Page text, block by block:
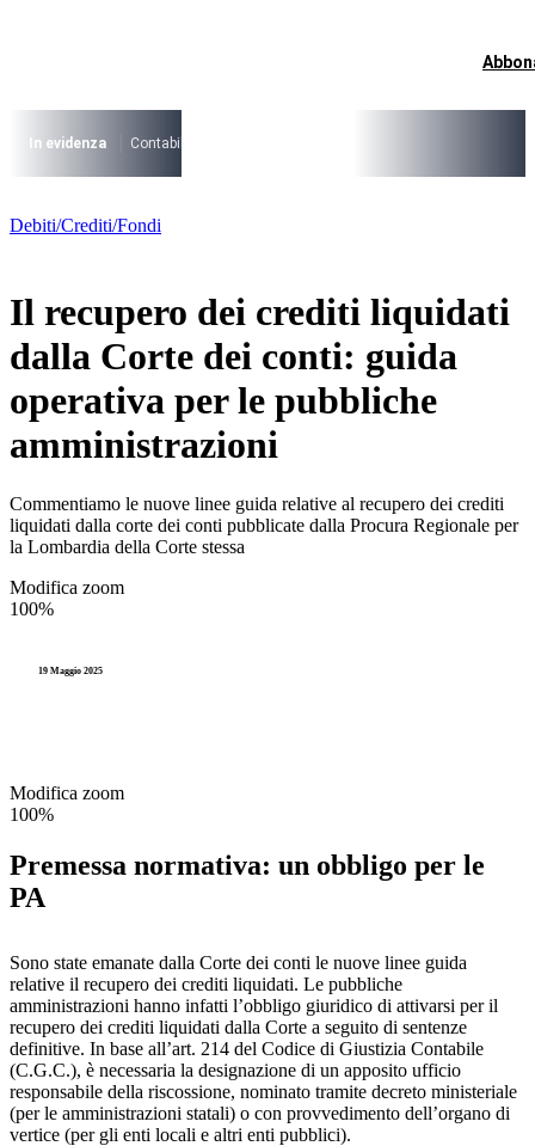
I più cercati
Lorem ipsum dolor sit amet consectetur
In evidenza Contabilità Accrual
Lorem ipsum dolor sit amet consectetur
Debiti/Crediti/Fondi
Il recupero dei crediti liquidati
dalla Corte dei conti: guida
operativa per le pubbliche
amministrazioni
Commentiamo le nuove linee guida relative al recupero dei crediti
liquidati dalla corte dei conti pubblicate dalla Procura Regionale per
la Lombardia della Corte stessa
Modifica zoom
100%
19 Maggio 2025
Modifica zoom
100%
Premessa normativa: un obbligo per le
PA
Sono state emanate dalla Corte dei conti le nuove linee guida
relative il recupero dei crediti liquidati. Le pubbliche
amministrazioni hanno infatti l’obbligo giuridico di attivarsi per il
recupero dei crediti liquidati dalla Corte a seguito di sentenze
definitive. In base all’art. 214 del Codice di Giustizia Contabile
(C.G.C.), è necessaria la designazione di un apposito ufficio
responsabile della riscossione, nominato tramite decreto ministeriale
(per le amministrazioni statali) o con provvedimento dell’organo di
vertice (per gli enti locali e altri enti pubblici).